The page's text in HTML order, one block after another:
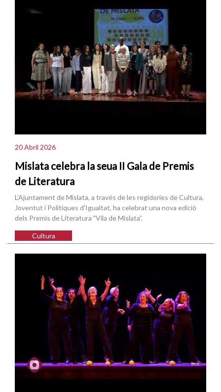
20 Abril 2026
Mislata celebra la seua II Gala de Premis
de Literatura
L'Ajuntament de Mislata, a través de les regidories de Cultura,
Joventut i Polítiques d'Igualtat, ha celebrat una nova edició
dels Premis de Literatura "Vila de Mislata”.
Cultura